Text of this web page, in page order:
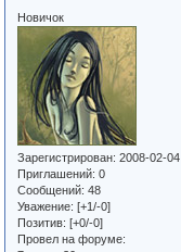
Новичок
Зарегистрирован: 2008-02-04
Приглашений: 0
Сообщений: 48
Уважение: [+1/-0]
Позитив: [+0/-0]
Провел на форуме: